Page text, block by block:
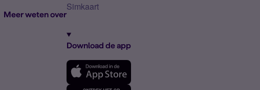
Meer weten over
Simkaart
Download de app